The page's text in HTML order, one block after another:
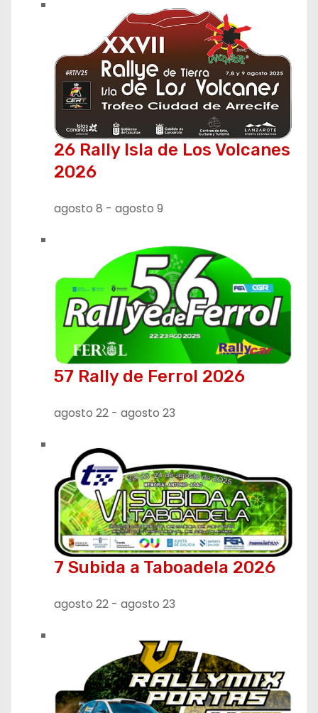
26 Rally Isla de Los Volcanes
2026
agosto 8 - agosto 9
57 Rally de Ferrol 2026
agosto 22 - agosto 23
7 Subida a Taboadela 2026
agosto 22 - agosto 23